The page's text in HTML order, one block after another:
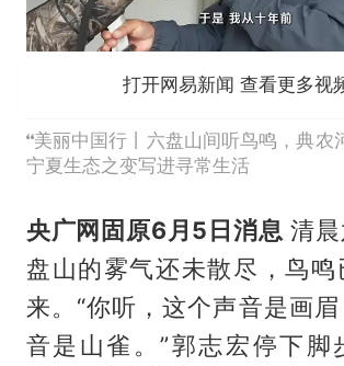
打开网易新闻 查看更多视
美丽中国行丨六盘山间听鸟鸣，典
宁夏生态之变写进寻常生活
央广网固原6月5日消息 清
盘山的雾气还未散尽，鸟鸣
来。“你听，这个声音是画
音是山雀。”郭志宏停下脚